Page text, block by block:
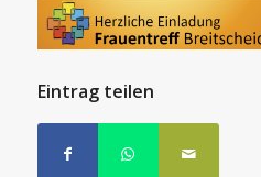
Eintrag teilen